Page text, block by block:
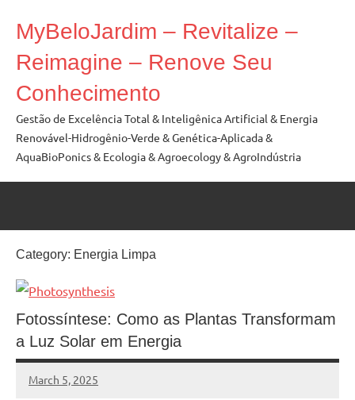
content
MyBeloJardim – Revitalize –
Reimagine – Renove Seu
Conhecimento
Gestão de Excelência Total & Inteligênica Artificial & Energia
Renovável-Hidrogênio-Verde & Genética-Aplicada &
AquaBioPonics & Ecologia & Agroecology & AgroIndústria
Category: Energia Limpa
Fotossíntese: Como as Plantas Transformam
a Luz Solar em Energia
March 5, 2025
MyBelo
No